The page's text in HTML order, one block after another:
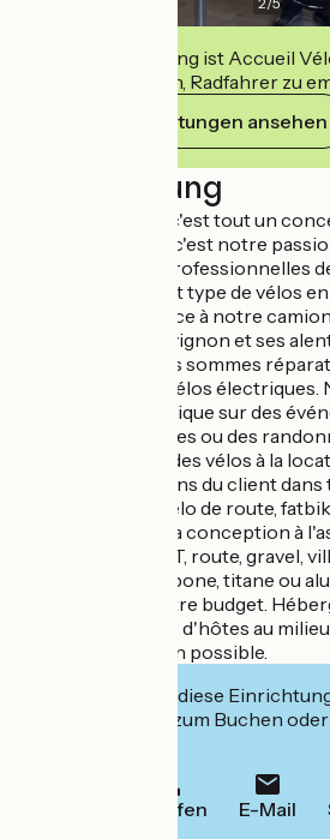
Diese Einrichtung ist Accueil
verpflichtet sich, Radfahrer zu
Ihre Verpflichtungen ansehen
Beschreibung
Cicada Concept, c'est tout un
parce que le vélo, c'est notre
des prestations professionnelles
d'entretien de tout type de vélos
tout autre lieu grâce à notre
dépannons sur Avignon et ses
VIA RHONA. Nous sommes
Bafang pour vos vélos électriques.
l'assistance technique sur des
comme des courses ou des
proposons aussi des vélos à la
adaptés aux besoins du client
(vélo, VTT, VAE, vélo de route,
fabrication va de la conception à
type de vélos : VTT, route, gravel,
électrique, en carbone, titane ou
vos besoins et votre budget.
d'hôtes avec table d'hôtes au
Coteaux d'Avignon possible.
Interessiert Sie diese
deren Website zum Buchen
Anrufen E-Mail